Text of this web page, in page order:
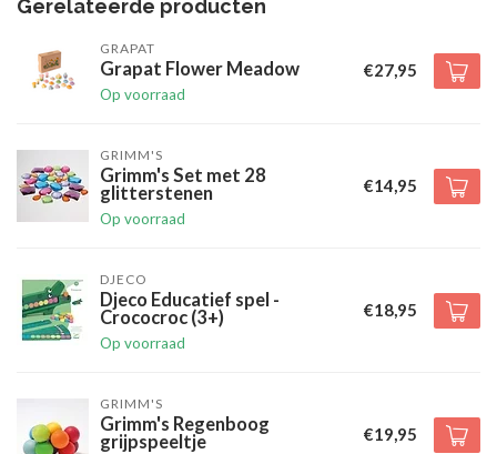
Gerelateerde producten
GRAPAT
Grapat Flower Meadow
Op voorraad
€27,95
GRIMM'S
Grimm's Set met 28
glitterstenen
Op voorraad
€14,95
DJECO
Djeco Educatief spel -
Crococroc (3+)
Op voorraad
€18,95
GRIMM'S
Grimm's Regenboog
grijpspeeltje
€19,95